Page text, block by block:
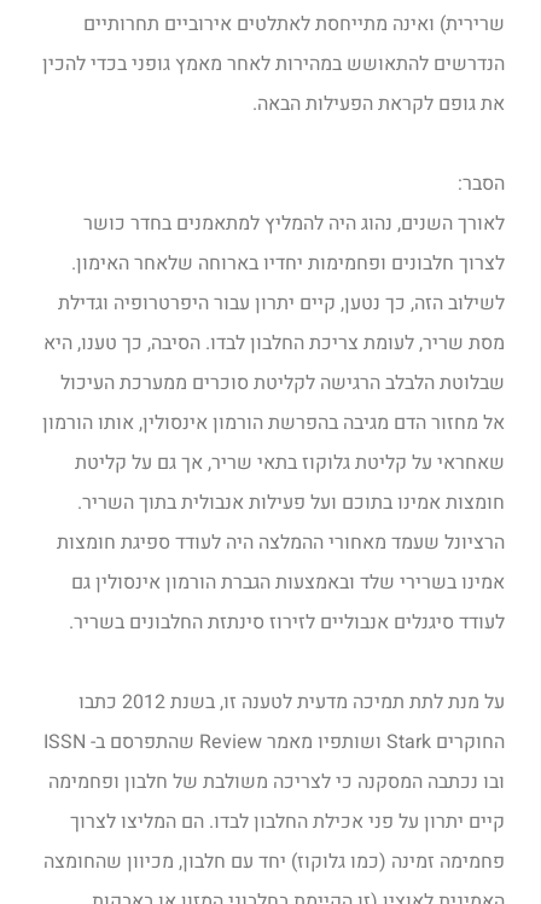
שרירית) ואינה מתייחסת לאתלטים אירוביים תחרותיים
הנדרשים להתאושש במהירות לאחר מאמץ גופני בכדי להכין
את גופם לקראת הפעילות הבאה.
הסבר:
לאורך השנים, נהוג היה להמליץ למתאמנים בחדר כושר
לצרוך חלבונים ופחמימות יחדיו בארוחה שלאחר האימון.
לשילוב הזה, כך נטען, קיים יתרון עבור היפרטרופיה וגדילת
מסת שריר, לעומת צריכת החלבון לבדו. הסיבה, כך טענו, היא
שבלוטת הלבלב הרגישה לקליטת סוכרים ממערכת העיכול
אל מחזור הדם מגיבה בהפרשת הורמון אינסולין, אותו הורמון
שאחראי על קליטת גלוקוז בתאי שריר, אך גם על קליטת
חומצות אמינו בתוכם ועל פעילות אנבולית בתוך השריר.
הרציונל שעמד מאחורי ההמלצה היה לעודד ספיגת חומצות
אמינו בשרירי שלד ובאמצעות הגברת הורמון אינסולין גם
לעודד סיגנלים אנבוליים לזירוז סינתזת החלבונים בשריר.
על מנת לתת תמיכה מדעית לטענה זו, בשנת 2012 כתבו
החוקרים Stark ושותפיו מאמר Review שהתפרסם ב- ISSN
ובו נכתבה המסקנה כי לצריכה משולבת של חלבון ופחמימה
קיים יתרון על פני אכילת החלבון לבדו. הם המליצו לצרוך
פחמימה זמינה (כמו גלוקוז) יחד עם חלבון, מכיוון שהחומצה